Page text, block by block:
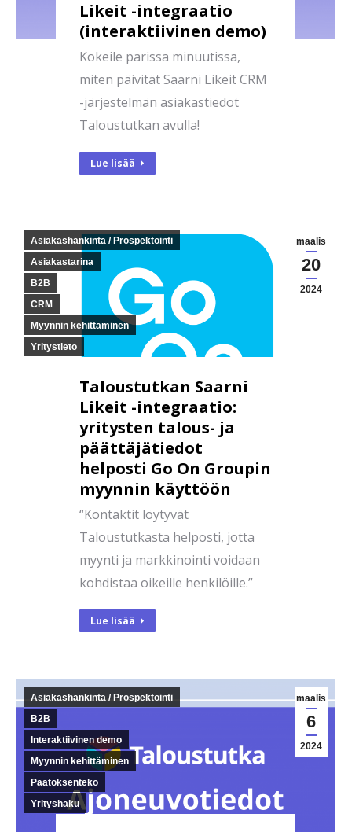
Likeit -integraatio
(interaktiivinen demo)
Kokeile parissa minuutissa,
miten päivität Saarni Likeit CRM
-järjestelmän asiakastiedot
Taloustutkan avulla!
Lue lisää
maalis
20
2024
Asiakashankinta / Prospektointi
Asiakastarina
B2B
CRM
Myynnin kehittäminen
Yritystieto
Taloustutkan Saarni
Likeit -integraatio:
yritysten talous- ja
päättäjätiedot
helposti Go On Groupin
myynnin käyttöön
“Kontaktit löytyvät
Taloustutkasta helposti, jotta
myynti ja markkinointi voidaan
kohdistaa oikeille henkilöille.”
Lue lisää
maalis
6
2024
Asiakashankinta / Prospektointi
B2B
Interaktiivinen demo
Myynnin kehittäminen
Päätöksenteko
Yrityshaku